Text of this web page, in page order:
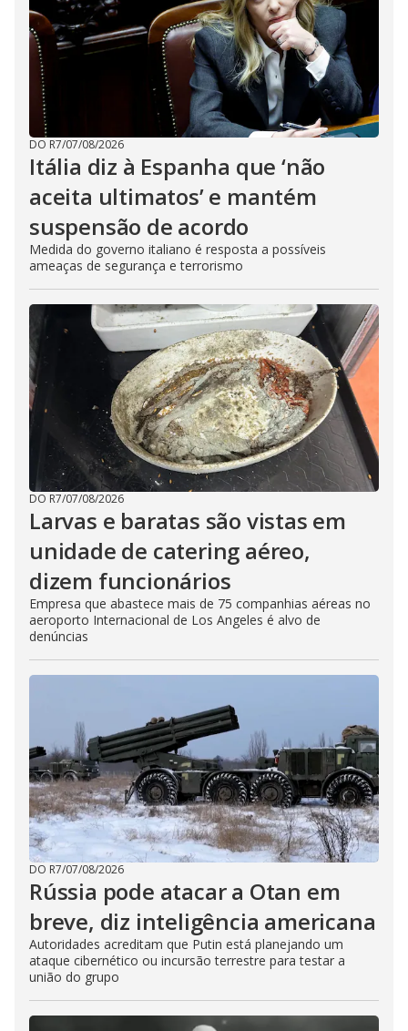
DO R7/07/08/2026
Itália diz à Espanha que ‘não
aceita ultimatos’ e mantém
suspensão de acordo
Medida do governo italiano é resposta a possíveis
ameaças de segurança e terrorismo
DO R7/07/08/2026
Larvas e baratas são vistas em
unidade de catering aéreo,
dizem funcionários
Empresa que abastece mais de 75 companhias aéreas no
aeroporto Internacional de Los Angeles é alvo de
denúncias
DO R7/07/08/2026
Rússia pode atacar a Otan em
breve, diz inteligência americana
Autoridades acreditam que Putin está planejando um
ataque cibernético ou incursão terrestre para testar a
união do grupo